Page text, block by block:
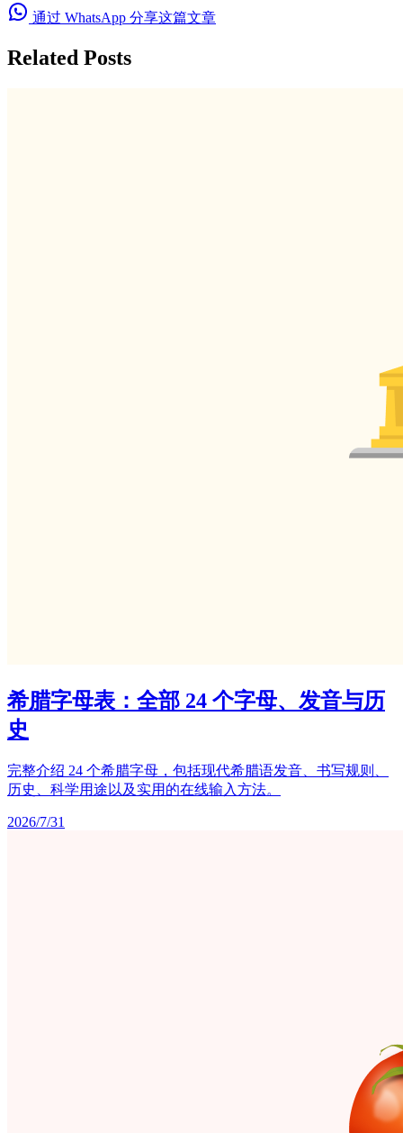
通过 WhatsApp 分享这篇文章
Related Posts
希腊字母表：全部 24 个字母、发音与历
史
完整介绍 24 个希腊字母，包括现代希腊语发音、书写规则、
历史、科学用途以及实用的在线输入方法。
2026/7/31